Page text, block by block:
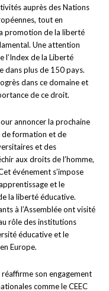
auprès des Nations
tout en
promotion de la liberté
Une attention
l’Index de la Liberté
dans plus de 150 pays.
dans ce domaine et
de ce droit.
annoncer la prochaine
de formation et de
et des
aux droits de l’homme,
événement s’impose
et le
la liberté éducative.
à l’Assemblée ont visité
rôle des institutions
éducative et le
Europe.
son engagement
comme le CEEC